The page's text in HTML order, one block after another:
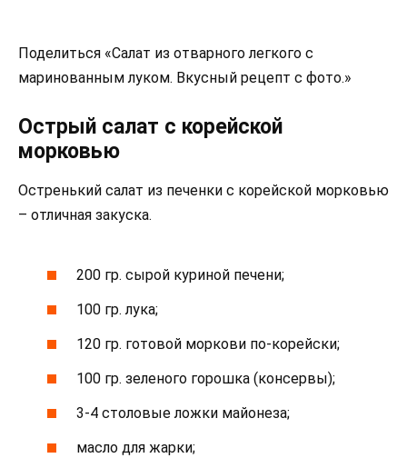
Поделиться «Салат из отварного легкого с
маринованным луком. Вкусный рецепт с фото.»
Острый салат с корейской
морковью
Остренький салат из печенки с корейской морковью
– отличная закуска.
200 гр. сырой куриной печени;
100 гр. лука;
120 гр. готовой моркови по-корейски;
100 гр. зеленого горошка (консервы);
3-4 столовые ложки майонеза;
масло для жарки;